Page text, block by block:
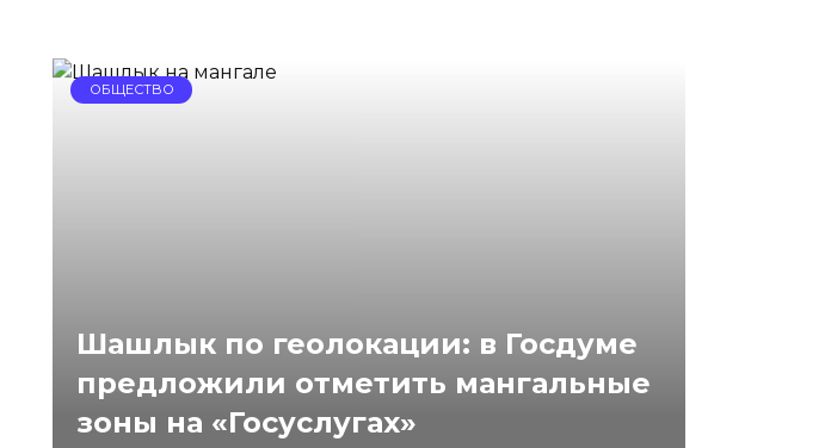
ОБЩЕСТВО
Шашлык по геолокации: в Госдуме
предложили отметить мангальные
зоны на «Госуслугах»